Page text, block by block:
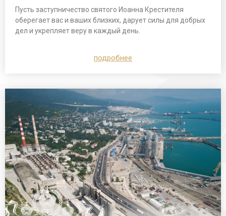
Пусть заступничество святого Иоанна Крестителя
оберегает вас и ваших близких, дарует силы для добрых
дел и укрепляет веру в каждый день.
подробнее